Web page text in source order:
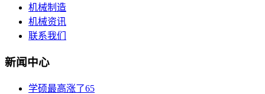
机械制造
机械资讯
联系我们
新闻中心
学硕最高涨了65